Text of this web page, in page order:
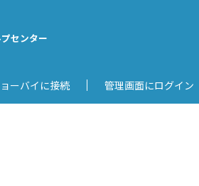
センター
ーバイに接続 管理画面にログイン